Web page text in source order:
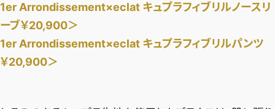
1er Arrondissement×eclat キュプラフィブリルノースリ
ーブ￥20,900＞
1er Arrondissement×eclat キュプラフィブリルパンツ
￥20,900＞